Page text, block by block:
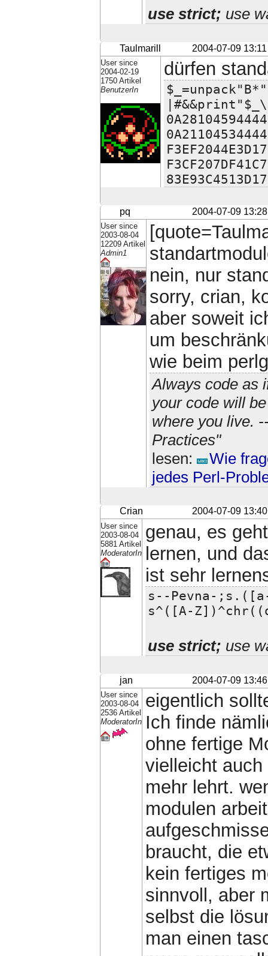
use strict; use
Taulmarill 2004-07-09 13:11
User since
2004-02-19
1750 Artikel
BenutzerIn
dürfen
pq 2004-07-09 13:28
User since
2003-08-04
12209 Artikel
Admin1
nein, nur
sorry, crian,
aber soweit
um
wie beim
Always code as
your code will
where you live.
Practices"
lesen:
Wie
jedes Perl-
Crian 2004-07-09 13:40
User since
2003-08-04
5881 Artikel
ModeratorIn
genau, es
lernen, und
ist sehr
s--Pevna-
s^([A-
use strict; use
jan 2004-07-09 13:46
User since
2003-08-04
2536 Artikel
ModeratorIn
eigentlich
Ich finde
ohne fertige
vielleicht
mehr lehrt.
modulen
braucht, die
kein fertiges
sinnvoll, aber
selbst die
man einen